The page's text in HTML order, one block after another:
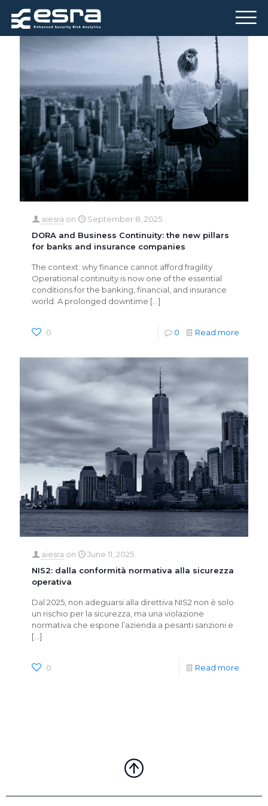
aiesra on
September 8, 2025
DORA and Business Continuity: the new pillars
for banks and insurance companies
The context: why finance cannot afford fragility
Operational continuity is now one of the essential
conditions for the banking, financial, and insurance
world. A prolonged downtime […]
0 0 Read more
aiesra on
June 11, 2025
NIS2: dalla conformità normativa alla sicurezza
operativa
Dal 2025, non adeguarsi alla direttiva NIS2 non è solo
un rischio per la sicurezza, ma una violazione
normativa che espone l’azienda a pesanti sanzioni e
[…]
0 Read more